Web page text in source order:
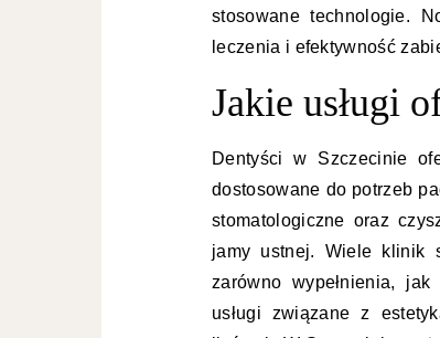
stosowane technologie.
leczenia i efektywność
Jakie usługi
Dentyści w Szczecinie
dostosowane do potrzeb
stomatologiczne oraz
jamy ustnej. Wiele klinik
zarówno wypełnienia,
usługi związane z